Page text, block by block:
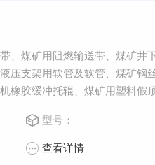
、煤矿用阻燃输送带、煤矿井
压支架用软管及软管、煤矿钢
橡胶缓冲托辊、煤矿用塑料假
型号：
查看详情